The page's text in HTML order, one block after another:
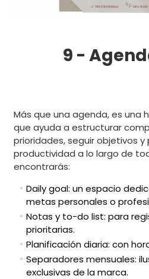
9 -
Más que una agenda, es una
que ayuda a estructurar
prioridades, seguir objetivos
productividad a lo largo de
encontrarás:
Daily goal: un espacio
metas personales o
Notas y to-do list: para
prioritarias.
Planificación diaria: con
Separadores mensuales:
exclusivas de la marca.